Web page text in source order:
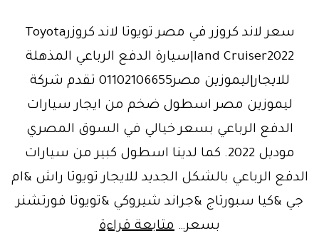
سعر لاند كروزر في مصر تويوتا لاند كروزرToyota
land Cruiser2022|سيارة الدفع الرباعي المذهلة
للايجار|ليموزين مصر01102106655 تقدم شركة
ليموزين مصر اسطول ضخم من ايجار سيارات
الدفع الرباعي بسعر خيالي في السوق المصري
موديل 2022. كما لدينا اسطول كبير من سيارات
الدفع الرباعي بالشكل الجديد للايجار تويوتا راش &ام
جي &كيا سبورتاج &جراند شيروكي &تويوتا فورتشنر
بسعر… متابعة قراءة